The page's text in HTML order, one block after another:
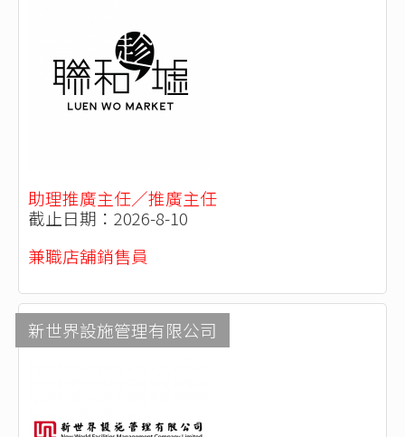
助理推廣主任／推廣主任
截止日期：2026-8-10
兼職店舖銷售員
新世界設施管理有限公司